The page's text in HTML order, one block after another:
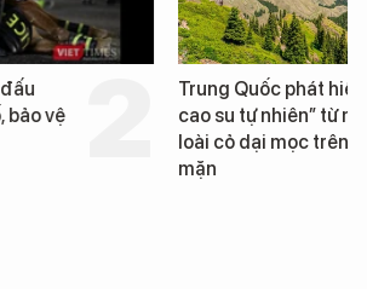
bảo vệ
Trung Quốc phát hiện
cao su tự nhiên” từ
loài cỏ dại mọc trên
mặn